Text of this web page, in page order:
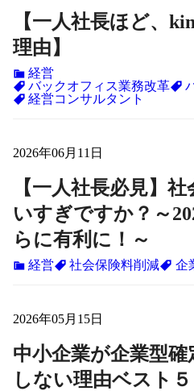
【一人社長ほど、
理由】
経営
バックオフィス業務改革
経営コンサルタント
2026年06月11日
【一人社長必見】
いすぎですか？～
らに有利に！～
経営 社会保険料削減 企
2026年05月15日
中小企業が企業型確
しない理由ベスト５